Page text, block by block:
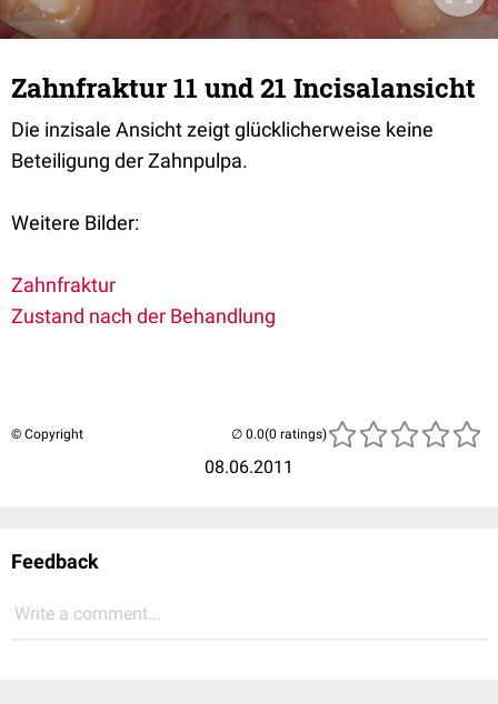
Zahnfraktur 11 und 21 Incisalansicht
Die inzisale Ansicht zeigt glücklicherweise keine
Beteiligung der Zahnpulpa.
Weitere Bilder:
Zahnfraktur
Zustand nach der Behandlung
© Copyright
08.06.2011
(0 ratings)
Feedback
Write a comment...